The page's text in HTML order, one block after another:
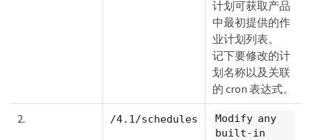
计划可获取产品
中最初提供的作
业计划列表。
记下要修改的计
划名称以及关联
的 cron 表达式。
2. /4.1/schedules
Modify any
built-in